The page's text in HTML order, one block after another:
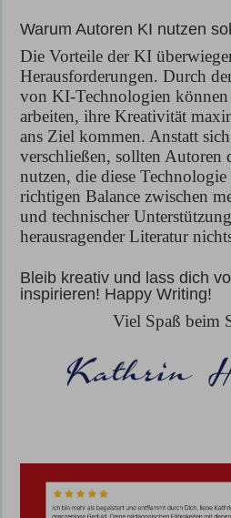
Warum Autoren KI nutzen
Die Vorteile der KI
Herausforderungen. Durch
von KI-Technologien
arbeiten, ihre Kreativität
ans Ziel kommen. Anstatt
verschließen, sollten Autoren
nutzen, die diese
richtigen Balance zwischen
und technischer
herausragender Literatur
Bleib kreativ und lass dich
inspirieren! Happy Writing!
Viel Spaß beim